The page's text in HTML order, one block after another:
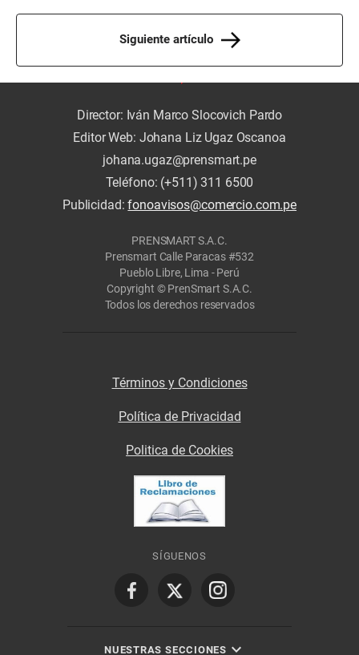
Siguiente artículo
Director: Iván Marco Slocovich Pardo
Editor Web: Johana Liz Ugaz Oscanoa
johana.ugaz@prensmart.pe
Teléfono: (+511) 311 6500
Publicidad:fonoavisos@comercio.com.pe
PRENSMART S.A.C.
Prensmart Calle Paracas #532
Pueblo Libre, Lima - Perú
Copyright © PrenSmart S.A.C.
Todos los derechos reservados
Términos y Condiciones
Política de Privacidad
Politica de Cookies
SÍGUENOS
NUESTRAS SECCIONES